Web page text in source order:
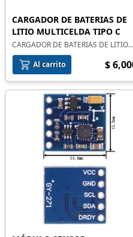
CARGADOR DE BATERIAS DE
LITIO MULTICELDA TIPO C
CARGADOR DE BATERIAS DE LITIO
MULTICELDA TIPO C
Al carrito
$